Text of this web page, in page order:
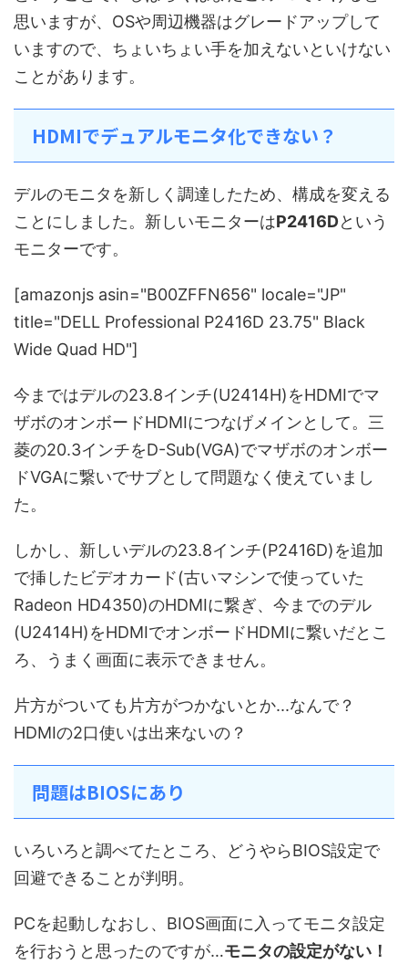
思いますが、OSや周辺機器はグレードアップして
いますので、ちょいちょい手を加えないといけない
ことがあります。
HDMIでデュアルモニタ化できない？
デルのモニタを新しく調達したため、構成を変える
ことにしました。新しいモニターはP2416Dという
モニターです。
[amazonjs asin="B00ZFFN656" locale="JP"
title="DELL Professional P2416D 23.75" Black
Wide Quad HD"]
今まではデルの23.8インチ(U2414H)をHDMIでマ
ザボのオンボードHDMIにつなげメインとして。三
菱の20.3インチをD-Sub(VGA)でマザボのオンボー
ドVGAに繋いでサブとして問題なく使えていまし
た。
しかし、新しいデルの23.8インチ(P2416D)を追加
で挿したビデオカード(古いマシンで使っていた
Radeon HD4350)のHDMIに繋ぎ、今までのデル
(U2414H)をHDMIでオンボードHDMIに繋いだとこ
ろ、うまく画面に表示できません。
片方がついても片方がつかないとか...なんで？
HDMIの2口使いは出来ないの？
問題はBIOSにあり
いろいろと調べてたところ、どうやらBIOS設定で
回避できることが判明。
PCを起動しなおし、BIOS画面に入ってモニタ設定
を行おうと思ったのですが…モニタの設定がない！